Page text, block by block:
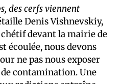
des cerfs viennent
Denis Vishnevskiy,
devant la mairie de
écoulée, nous devons
ne pas nous exposer
contamination. Une